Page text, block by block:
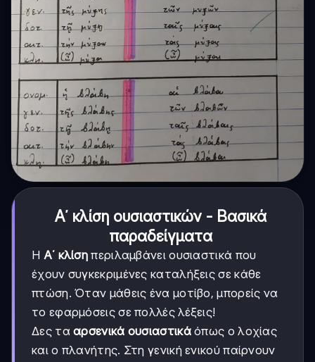
Α΄ κλίση ουσιαστικών - Βασικά
παραδείγματα
Η Α΄ κλίση περιλαμβάνει ουσιαστικά που
έχουν συγκεκριμένες καταλήξεις σε κάθε
πτώση. Όταν μάθεις ένα μοτίβο, μπορείς να
το εφαρμόσεις σε πολλές λέξεις!
Δες τααρσενικά ουσιαστικάόπως ο λοχίας
και ο πλανήτης. Στη γενική ενικού παίρνουν